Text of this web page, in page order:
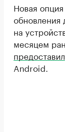
Новая
обновления
на
месяцем
предоставил
Android.